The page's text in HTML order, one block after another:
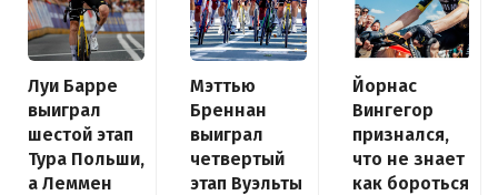
Луи Барре
выиграл
шестой этап
Тура Польши,
а Леммен
Мэттью
Бреннан
выиграл
четвертый
этап Вуэльты
Йорнас
Вингегор
признался,
что не знает
как бороться